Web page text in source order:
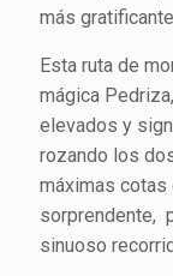
más
Esta ruta de
mágica
elevados y
rozando los
máximas cotas
sorprendente,
sinuoso